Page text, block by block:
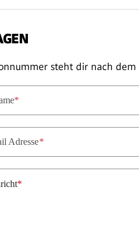
steht dir nach
*
Adresse*
*